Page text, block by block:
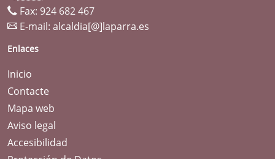
Fax: 924 682 467
E-mail: alcaldia[@]laparra.es
Enlaces
Inicio
Contacte
Mapa web
Aviso legal
Accesibilidad